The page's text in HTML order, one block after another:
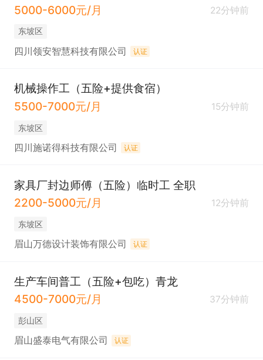
5000-6000元/月
22分钟前
东坡区
四川领安智慧科技有限公司 认证
机械操作工（五险+提供食宿）
5500-7000元/月
15分钟前
东坡区
四川施诺得科技有限公司 认证
家具厂封边师傅（五险）临时工 全职
2200-5000元/月
12分钟前
东坡区
眉山万德设计装饰有限公司 认证
生产车间普工（五险+包吃）青龙
4500-7000元/月
37分钟前
彭山区
眉山盛泰电气有限公司 认证